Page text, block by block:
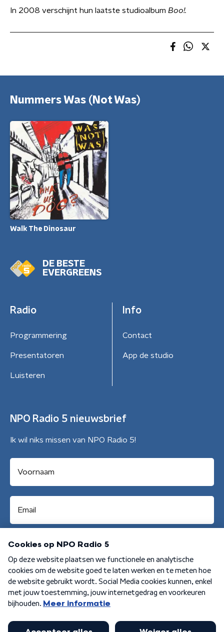
In 2008 verschijnt hun laatste studioalbum Boo!.
Nummers Was (Not Was)
Walk The Dinosaur
DE BESTE
EVERGREENS
Radio
Programmering
Presentatoren
Luisteren
Info
Contact
App de studio
NPO Radio 5 nieuwsbrief
Ik wil niks missen van NPO Radio 5!
Aanmelden
Algemene voorwaarden